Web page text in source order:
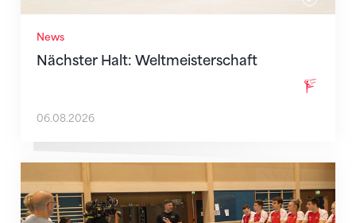
News
Nächster Halt: Weltmeisterschaft
06.08.2026
Mit klaren Zielen nach Zagreb